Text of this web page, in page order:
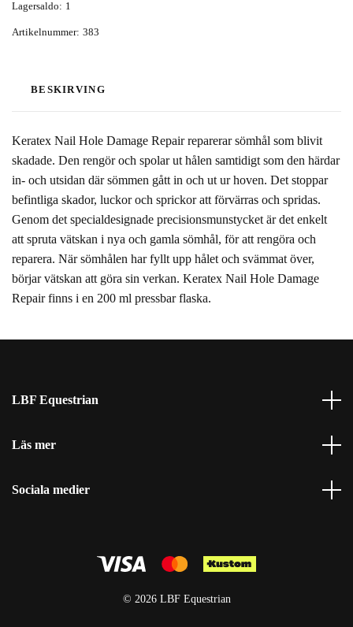
Lagersaldo: 1
Artikelnummer: 383
BESKIRVING
Keratex Nail Hole Damage Repair reparerar sömhål som blivit
skadade. Den rengör och spolar ut hålen samtidigt som den härdar
in- och utsidan där sömmen gått in och ut ur hoven. Det stoppar
befintliga skador, luckor och sprickor att förvärras och spridas.
Genom det specialdesignade precisionsmunstycket är det enkelt
att spruta vätskan i nya och gamla sömhål, för att rengöra och
reparera. När sömhålen har fyllt upp hålet och svämmat över,
börjar vätskan att göra sin verkan. Keratex Nail Hole Damage
Repair finns i en 200 ml pressbar flaska.
LBF Equestrian
Läs mer
Sociala medier
© 2026 LBF Equestrian